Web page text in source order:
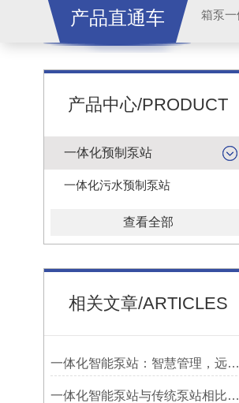
产品直通车
产品中心/PRODUCT
一体化预制泵站
一体化污水预制泵站
查看全部
相关文章/ARTICLES
一体化智能泵站：智慧管理，远程可控
一体化智能泵站与传统泵站相比具有诸多优势